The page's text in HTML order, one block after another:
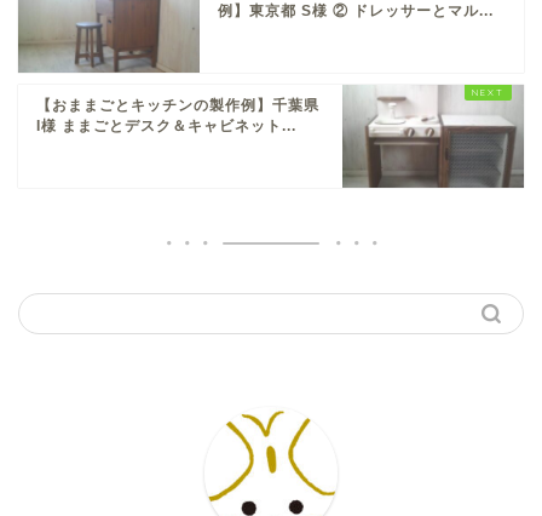
例】東京都 S様 ② ドレッサーとマル...
【おままごとキッチンの製作例】千葉県
I様 ままごとデスク＆キャビネット...